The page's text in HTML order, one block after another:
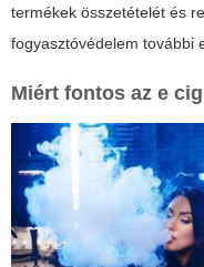
termékek összetételét és
fogyasztóvédelem további
Miért fontos az e